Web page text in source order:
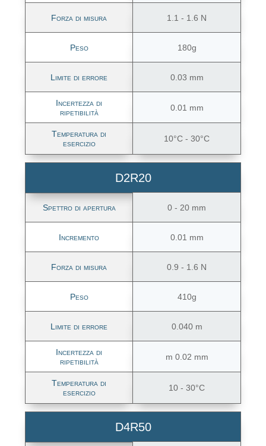
Forza di misura
Peso
Limite di errore
Incertezza di
ripetibilità
Temperatura di
esercizio
1.1 - 1.6 N
180g
0.03 mm
0.01 mm
10°C - 30°C
Spettro di apertura
Incremento
Forza di misura
Peso
Limite di errore
Incertezza di
ripetibilità
Temperatura di
esercizio
D2R20
0 - 20 mm
0.01 mm
0.9 - 1.6 N
410g
0.040 m
m 0.02 mm
10 - 30°C
D4R50